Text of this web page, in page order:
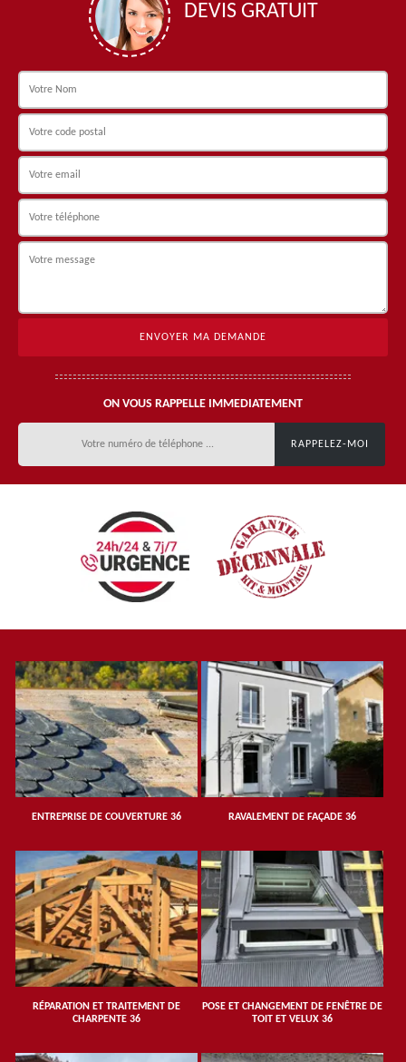
DEVIS GRATUIT
ON VOUS RAPPELLE IMMEDIATEMENT
ENTREPRISE DE COUVERTURE 36 RAVALEMENT DE FAÇADE 36
RÉPARATION ET TRAITEMENT DE
CHARPENTE 36
POSE ET CHANGEMENT DE FENÊTRE DE
TOIT ET VELUX 36